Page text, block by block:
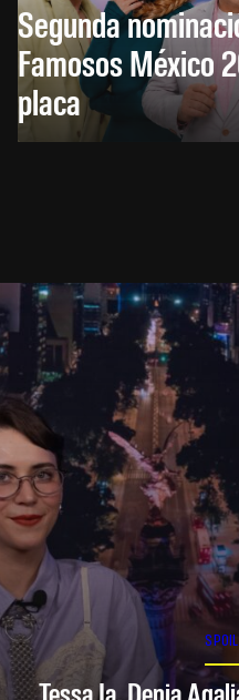
Segunda
Famosos México
placa